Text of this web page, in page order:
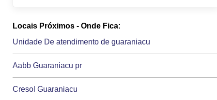
Locais Próximos - Onde Fica:
Unidade De atendimento de guaraniacu
Aabb Guaraniacu pr
Cresol Guaraniacu